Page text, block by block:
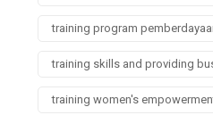
training program
training skills and providing
training women's